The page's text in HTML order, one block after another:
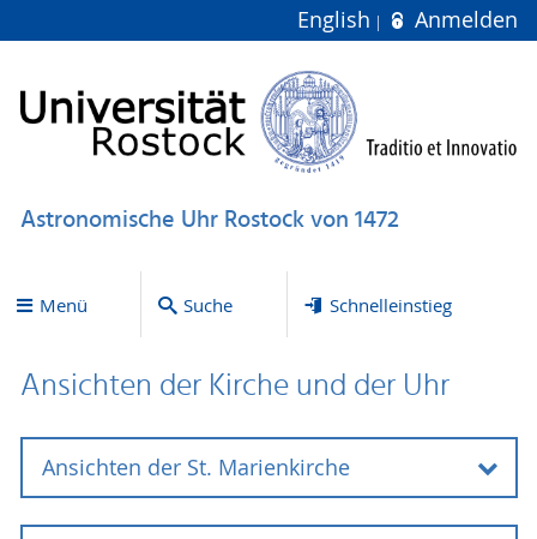
English Anmelden
Astronomische Uhr Rostock von 1472
Menü Suche Schnelleinstieg
Ansichten der Kirche und der Uhr
Ansichten der St. Marienkirche
Außenansichten der St. Marienkirche